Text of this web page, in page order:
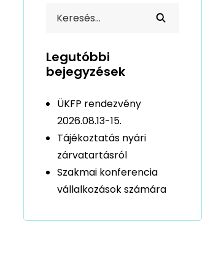
Legutóbbi
bejegyzések
ÜKFP rendezvény
2026.08.13-15.
Tájékoztatás nyári
zárvatartásról
Szakmai konferencia
vállalkozások számára